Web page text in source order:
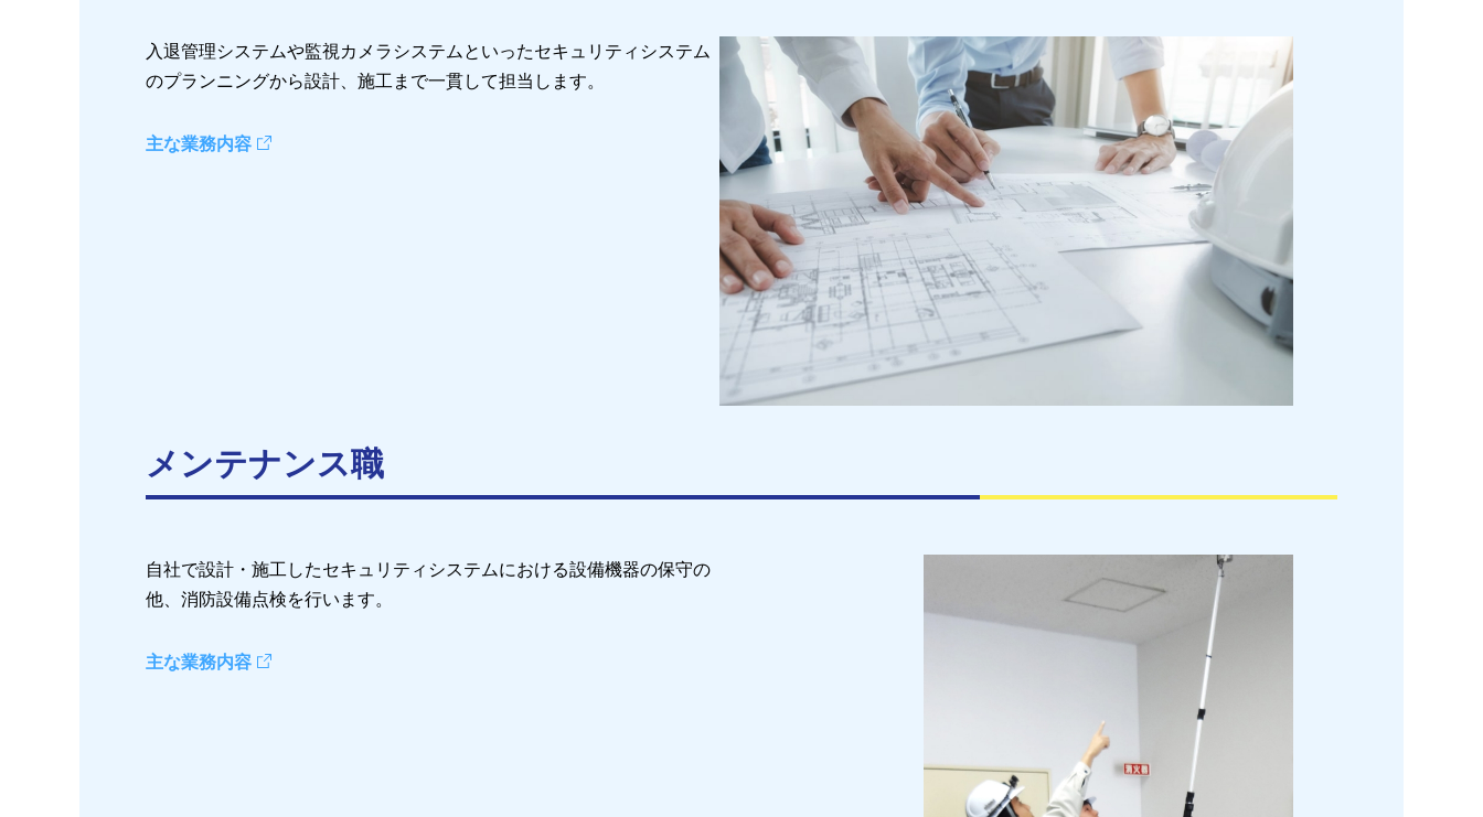
入退管理システムや監視カメラシステムといったセキュリティシステム
のプランニングから設計、施工まで一貫して担当します。
主な業務内容
メンテナンス職
自社で設計・施工したセキュリティシステムにおける設備機器の保守の
他、消防設備点検を行います。
主な業務内容